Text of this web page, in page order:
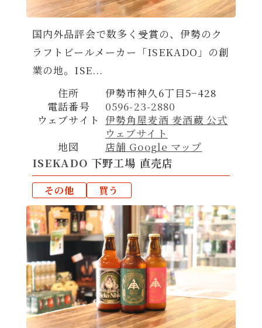
国内外品評会で数多く受賞の、伊勢のク
ラフトビールメーカー「ISEKADO」の創
業の地。ISE...
住所
伊勢市神久6丁目5−428
電話番号
0596-23-2880
ウェブサイト 伊勢角屋麦酒 麦酒蔵 公式
ウェブサイト
地図
店舗 Google マップ
ISEKADO 下野工場 直売店
その他 買う